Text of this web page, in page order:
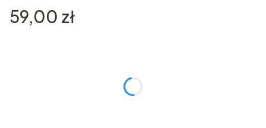
Cena
59,00 zł